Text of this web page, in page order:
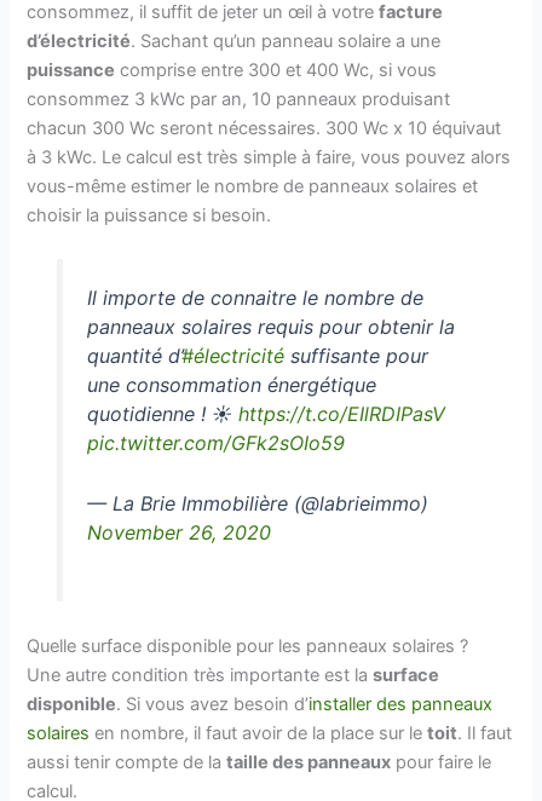
consommez, il suffit de jeter un œil à votrefacture
d’électricité. Sachant qu’un panneau solaire a une
puissance comprise entre 300 et 400 Wc, si vous
consommez 3 kWc par an, 10 panneaux produisant
chacun 300 Wc seront nécessaires. 300 Wc x 10 équivaut
à 3 kWc. Le calcul est très simple à faire, vous pouvez alors
vous-même estimer le nombre de panneaux solaires et
choisir la puissance si besoin.
Il importe de connaitre le nombre de
panneaux solaires requis pour obtenir la
quantité d’#électricitésuffisante pour
une consommation énergétique
quotidienne ! ☀️ https://t.co/EIlRDIPasV
pic.twitter.com/GFk2sOIo59
— La Brie Immobilière (@labrieimmo)
November 26, 2020
Quelle surface disponible pour les panneaux solaires ?
Une autre condition très importante est lasurface
disponible. Si vous avez besoin d’installer des panneaux
solaires en nombre, il faut avoir de la place sur letoit. Il faut
aussi tenir compte de lataille des panneaux pour faire le
calcul.